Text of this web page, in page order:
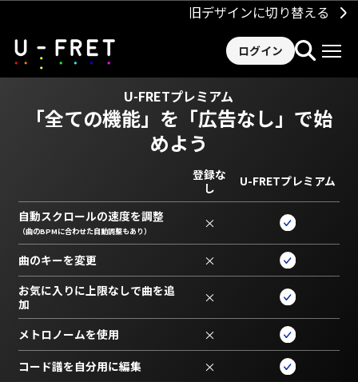
旧デザインに切り替える
ログイン
U-FRETプレミアム
「全ての機能」を 「広告なし」で始
めよう
登録な
し
U-FRETプレミアム
自動スクロールの速度を調整
（曲のBPMに合わせた自動調整もあり） ×
曲のキーを変更 ×
お気に入りに上限なしで曲を追
加
×
メトロノームを使用 ×
コード譜を自分用に編集 ×